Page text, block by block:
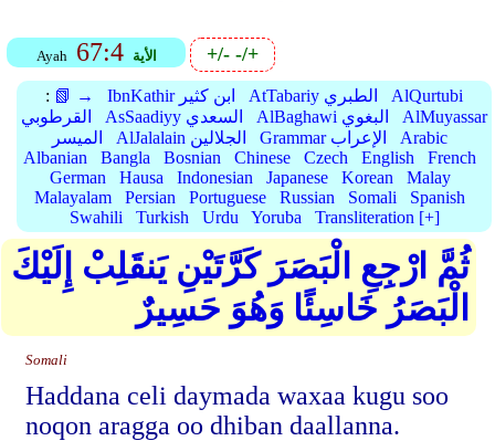
Ayah 67:4 الأية +/--/+
: 📗 → IbnKathir ابن كثير AtTabariy الطبري
AlQurtubi
القرطوبي
AsSaadiyy السعدي AlBaghawi البغوي
AlMuyassar
الميسر
AlJalalain الجلالين Grammar الإعراب
Arabic
Albanian
Bangla Bosnian Chinese Czech English
French
German
Hausa Indonesian Japanese Korean
Malay
Malayalam
Persian Portuguese Russian Somali
Spanish
Swahili
Turkish Urdu Yoruba Transliteration [+]
ثُمَّ ارْجِعِ الْبَصَرَ كَرَّتَيْنِ يَنقَلِبْ إِلَيْكَ
الْبَصَرُ خَاسِئًا وَهُوَ حَسِيرٌ
Somali
Haddana celi daymada waxaa kugu soo
noqon aragga oo dhiban daallanna.